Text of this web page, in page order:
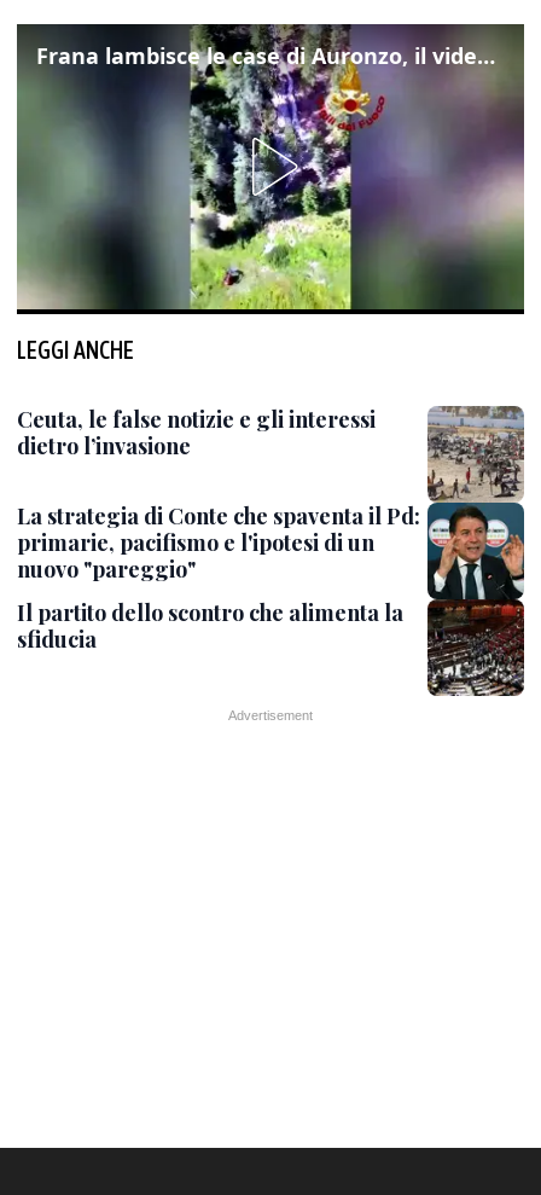
Frana lambisce le case di Auronzo, il video dall'elicottero dei vigili del fuoco
LEGGI ANCHE
Ceuta, le false notizie e gli interessi
dietro l’invasione
La strategia di Conte che spaventa il Pd:
primarie, pacifismo e l'ipotesi di un
nuovo "pareggio"
Il partito dello scontro che alimenta la
sfiducia